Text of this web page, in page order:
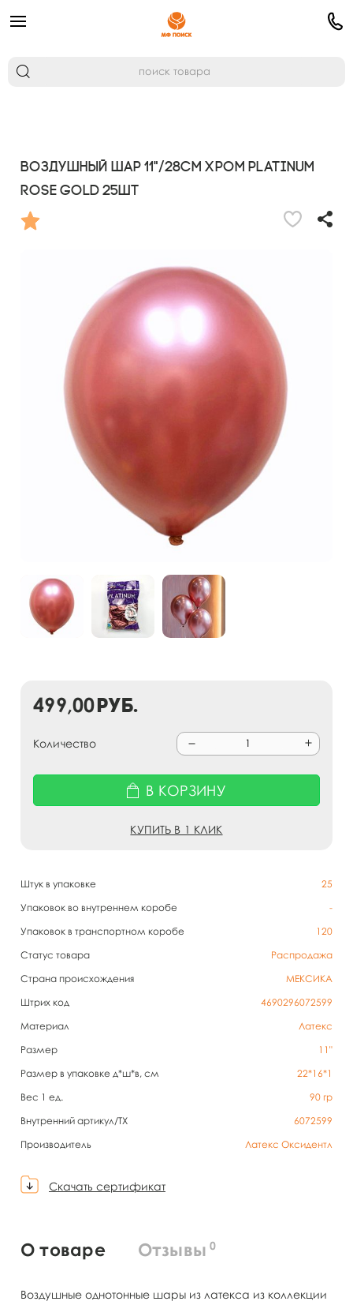
Воздушный шар 11"/28см Хром PLATINUM
Rose Gold 25шт
Штук в упаковке
25
Упаковок во внутреннем коробе
-
Упаковок в транспортном коробе
120
Статус товара
Распродажа
Страна происхождения
МЕКСИКА
Штрих код
4690296072599
Материал
Латекс
Размер
11"
Размер в упаковке д*ш*в, см
22*16*1
Вес 1 ед.
90 гр
Внутренний артикул/TX
6072599
Производитель
Латекс Оксидентл
Скачать сертификат
499,00руб.
Количество
В КОРЗИНУ
КУПИТЬ В 1 КЛИК
О товаре Отзывы 0
Воздушные однотонные шары из латекса из коллекции